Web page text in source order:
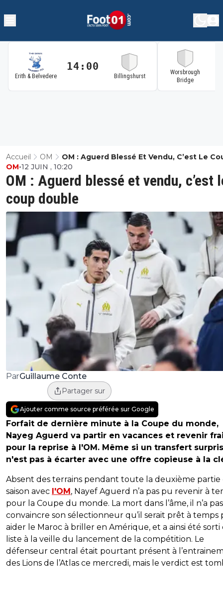
Erith & Belvedere
14:00
Billingshurst
Worsbrough
Bridge
Accueil OM
OM : Aguerd Blessé Et Vendu, C’est Le
Double
OM : Aguerd blessé et vendu, c’est
coup double
OM•12 JUIN , 10:20
ParGuillaume Conte
Partager sur
Ajouter comme source préférée sur Google
Forfait de dernière minute à la Coupe du monde,
Nayeg Aguerd va partir en vacances et revenir
pour la reprise à l'OM. Même si un transfert
n'est pas à écarter avec une offre copieuse à la
Absent des terrains pendant toute la deuxième partie
saison avec l'OM, Nayef Aguerd n’a pas pu revenir à
pour la Coupe du monde. La mort dans l’âme, il n’a
convaincre son sélectionneur qu’il serait prêt à temps
aider le Maroc à briller en Amérique, et a ainsi été sorti
liste à la veille du lancement de la compétition. Le
défenseur central était pourtant présent à
des Lions de l’Atlas ce mercredi, mais le verdict est